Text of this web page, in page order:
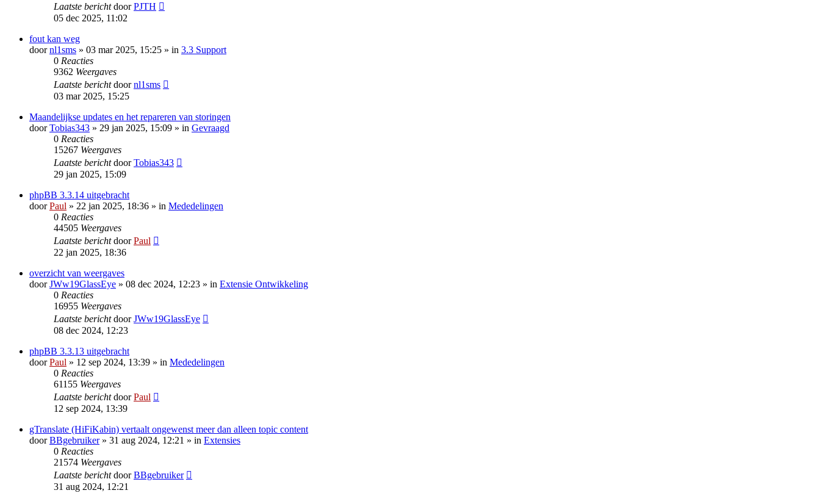
Laatste berichtdoorPJTH
05 dec 2025, 11:02
fout kan weg
doornl1sms » 03 mar 2025, 15:25 » in 3.3 Support
0 Reacties
9362 Weergaves
Laatste berichtdoornl1sms
03 mar 2025, 15:25
Maandelijkse updates en het repareren van storingen
doorTobias343 » 29 jan 2025, 15:09 » in Gevraagd
0 Reacties
15267 Weergaves
Laatste berichtdoorTobias343
29 jan 2025, 15:09
phpBB 3.3.14 uitgebracht
doorPaul » 22 jan 2025, 18:36 » in Mededelingen
0 Reacties
44505 Weergaves
Laatste berichtdoorPaul
22 jan 2025, 18:36
overzicht van weergaves
doorJWw19GlassEye » 08 dec 2024, 12:23 » in Extensie Ontwikkeling
0 Reacties
16955 Weergaves
Laatste berichtdoorJWw19GlassEye
08 dec 2024, 12:23
phpBB 3.3.13 uitgebracht
doorPaul » 12 sep 2024, 13:39 » in Mededelingen
0 Reacties
61155 Weergaves
Laatste berichtdoorPaul
12 sep 2024, 13:39
gTranslate (HiFiKabin) vertaalt ongewenst meer dan alleen topic content
doorBBgebruiker» 31 aug 2024, 12:21 » in Extensies
0 Reacties
21574 Weergaves
Laatste berichtdoorBBgebruiker
31 aug 2024, 12:21